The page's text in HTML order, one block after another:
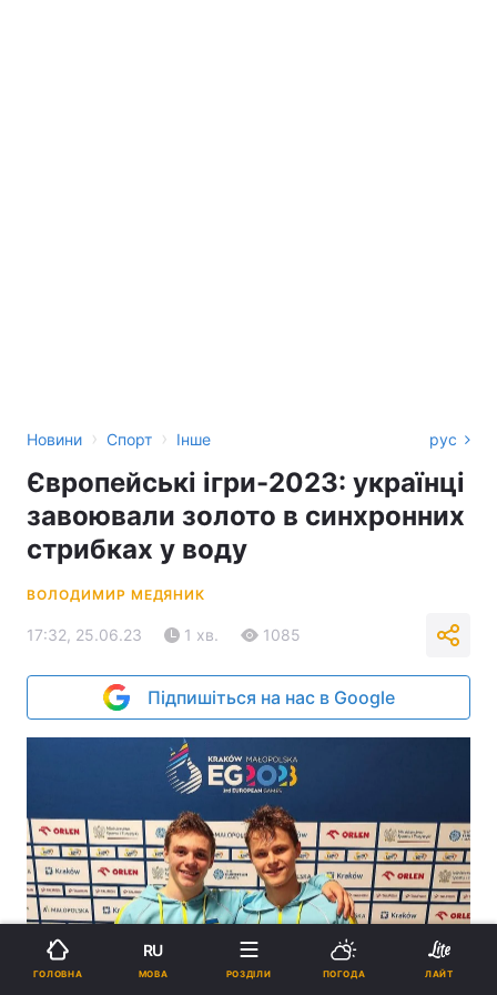
Новини › Спорт › Інше рус
Європейські ігри-2023: українці
завоювали золото в синхронних
стрибках у воду
ВОЛОДИМИР МЕДЯНИК
17:32, 25.06.23 1 хв. 1085
Підпишіться на нас в Google
Кирило Болюх і Олексій Середа / фото facebook.com/ukrainiandiving
ГОЛОВНА
RU
МОВА РОЗДІЛИ ПОГОДА ЛАЙТ